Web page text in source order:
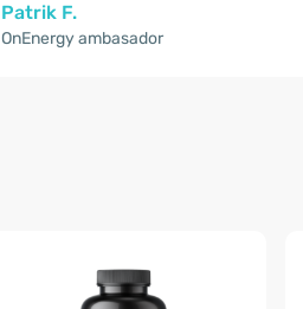
Patrik F.
OnEnergy ambasador